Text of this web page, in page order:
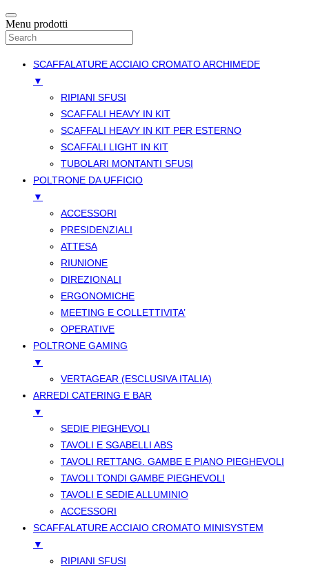
Menu prodotti
SCAFFALATURE ACCIAIO CROMATO ARCHIMEDE
▼
RIPIANI SFUSI
SCAFFALI HEAVY IN KIT
SCAFFALI HEAVY IN KIT PER ESTERNO
SCAFFALI LIGHT IN KIT
TUBOLARI MONTANTI SFUSI
POLTRONE DA UFFICIO
▼
ACCESSORI
PRESIDENZIALI
ATTESA
RIUNIONE
DIREZIONALI
ERGONOMICHE
MEETING E COLLETTIVITA’
OPERATIVE
POLTRONE GAMING
▼
VERTAGEAR (ESCLUSIVA ITALIA)
ARREDI CATERING E BAR
▼
SEDIE PIEGHEVOLI
TAVOLI E SGABELLI ABS
TAVOLI RETTANG. GAMBE E PIANO PIEGHEVOLI
TAVOLI TONDI GAMBE PIEGHEVOLI
TAVOLI E SEDIE ALLUMINIO
ACCESSORI
SCAFFALATURE ACCIAIO CROMATO MINISYSTEM
▼
RIPIANI SFUSI